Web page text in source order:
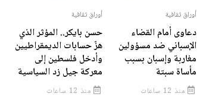
أوراق ثقافية
دعاوى أمام القضاء
الإسباني ضد مسؤولين
مغاربة وإسبان بسبب
مأساة سبتة
منذ 12 ساعات
أوراق ثقافية
حسن بايكر.. المؤثر الذي
هزّ حسابات الديمقراطيين
وأدخل فلسطين إلى
معركة جيل زد السياسية
منذ 12 ساعات